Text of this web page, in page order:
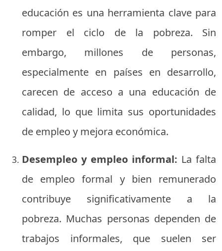
educación es una herramienta clave para
romper el ciclo de la pobreza. Sin
embargo, millones de personas,
especialmente en países en desarrollo,
carecen de acceso a una educación de
calidad, lo que limita sus oportunidades
de empleo y mejora económica.
Desempleo y empleo informal: La falta
de empleo formal y bien remunerado
contribuye significativamente a la
pobreza. Muchas personas dependen de
trabajos informales, que suelen ser